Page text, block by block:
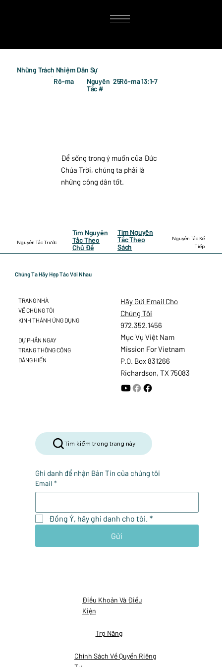
Nguyên Tắc Trước
Tìm Nguyên
Tắc Theo
Chủ Đề
Tìm Nguyên
Tắc Theo
Sách
Nguyên Tắc Kế
Tiếp
Những Trách Nhiệm Dân Sự
Rô-ma
Nguyên
Tắc #
25Rô-ma 13:1-7
Để sống trong ý muốn của Đức
Chúa Trời, chúng ta phải là
những công dân tốt.
Chúng Ta Hãy Hợp Tác Với Nhau
Điều Khoản Và Điều
Kiện
Trợ Năng
Chính Sách Về Quyền Riêng
Tìm kiếm trong trang này
Ghi danh để nhận Bản Tin của chúng tôi
Email *
Đồng Ý, hãy ghi danh cho tôi. *
Gửi
Hãy Gửi Email Cho
Chúng Tôi
972.352.1456
Mục Vụ Việt Nam
Mission For Vietnam
P.O. Box 831266
Richardson, TX 75083
TRANG NHÀ
VỀ CHÚNG TÔI
KINH THÁNH ỨNG DỤNG
DỰ PHẦN NGAY
TRANG THÔNG CÔNG
DÂNG HIẾN